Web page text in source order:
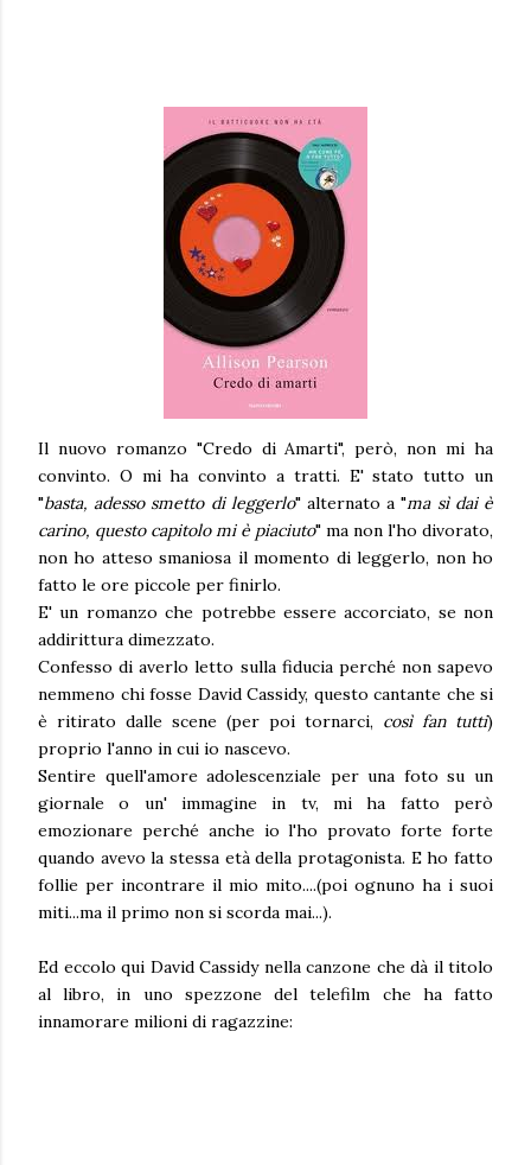
Il nuovo romanzo "Credo di Amarti", però, non mi ha
convinto. O mi ha convinto a tratti. E' stato tutto un
"basta, adesso smetto di leggerlo" alternato a "ma sì dai è
carino, questo capitolo mi è piaciuto" ma non l'ho divorato,
non ho atteso smaniosa il momento di leggerlo, non ho
fatto le ore piccole per finirlo.
E' un romanzo che potrebbe essere accorciato, se non
addirittura dimezzato.
Confesso di averlo letto sulla fiducia perché non sapevo
nemmeno chi fosse David Cassidy, questo cantante che si
è ritirato dalle scene (per poi tornarci, così fan tutti)
proprio l'anno in cui io nascevo.
Sentire quell'amore adolescenziale per una foto su un
giornale o un' immagine in tv, mi ha fatto però
emozionare perché anche io l'ho provato forte forte
quando avevo la stessa età della protagonista. E ho fatto
follie per incontrare il mio mito....(poi ognuno ha i suoi
miti...ma il primo non si scorda mai...).
Ed eccolo qui David Cassidy nella canzone che dà il titolo
al libro, in uno spezzone del telefilm che ha fatto
innamorare milioni di ragazzine: